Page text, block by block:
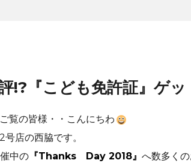
!?『こども免許証』ゲッ
覧の皆様・・こんにちわ
号店の西脇です。
中の 『Thanks Day 2018』 へ数多く